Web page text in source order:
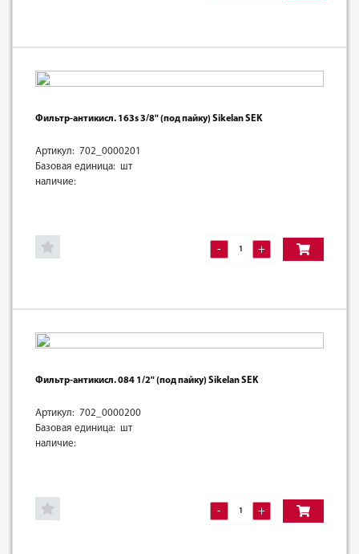
Фильтр-антикисл. 163s 3/8" (под пайку) Sikelan SEK
Артикул: 702_0000201
Базовая единица: шт
наличие:
- +
Фильтр-антикисл. 084 1/2" (под пайку) Sikelan SEK
Артикул: 702_0000200
Базовая единица: шт
наличие:
- +